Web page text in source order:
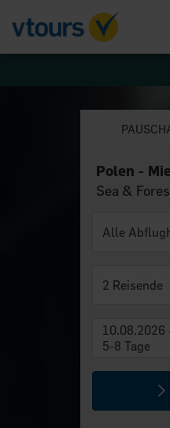
Polen -
Sea &
2 Reisende
10.08.2026
5-8 Tage